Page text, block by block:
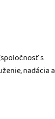
s
nadácia a